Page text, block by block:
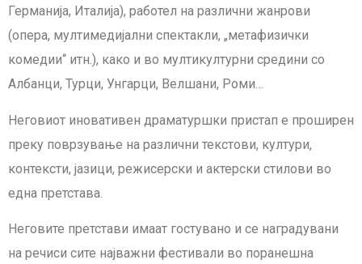
Германија, Италија), работел на различни жанрови
(опера, мултимедијални спектакли, „метафизички
комедии“ итн.), како и во мултикултурни средини со
Албанци, Турци, Унгарци, Велшани, Роми…
Неговиот иновативен драматуршки пристап е проширен
преку поврзување на различни текстови, култури,
контексти, јазици, режисерски и актерски стилови во
една претстава.
Неговите претстави имаат гостувано и се наградувани
на речиси сите најважни фестивали во поранешна